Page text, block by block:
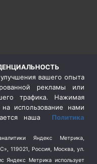
вашего опыта
рекламы или
трафика. Нажимая
использование нами
наша Политика
Яндекс Метрика,
119021, Россия, Москва, ул.
Яндекс Метрика использует